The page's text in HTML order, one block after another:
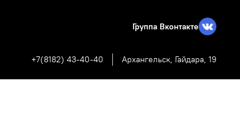
Группа Вконтакте
+7(8182) 43-40-40 Архангельск, Гайдара, 19